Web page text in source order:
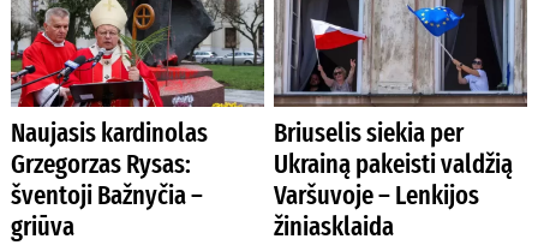
Naujasis kardinolas
Grzegorzas Rysas:
šventoji Bažnyčia –
griūva
Briuselis siekia per
Ukrainą pakeisti valdžią
Varšuvoje – Lenkijos
žiniasklaida